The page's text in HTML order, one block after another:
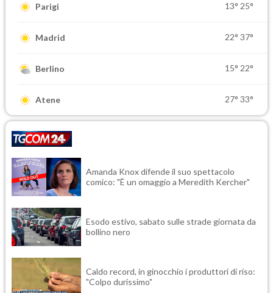
Parigi 13° 25°
Madrid 22° 37°
Berlino 15° 22°
Atene 27° 33°
Amanda Knox difende il suo spettacolo
comico: "È un omaggio a Meredith Kercher"
Esodo estivo, sabato sulle strade giornata da
bollino nero
Caldo record, in ginocchio i produttori di riso:
"Colpo durissimo"